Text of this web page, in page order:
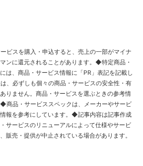
ビスを購入・申込すると、売上の一部がマイナ
ンに還元されることがあります。◆特定商品・
は、商品・サービス情報に「PR」表記を記載し
、必ずしも個々の商品・サービスの安全性・有
りません。商品・サービスを選ぶときの参考情
商品・サービススペックは、メーカーやサービ
報を参考にしています。◆記事内容は記事作成
サービスのリニューアルによって仕様やサービ
販売・提供が中止されている場合があります。